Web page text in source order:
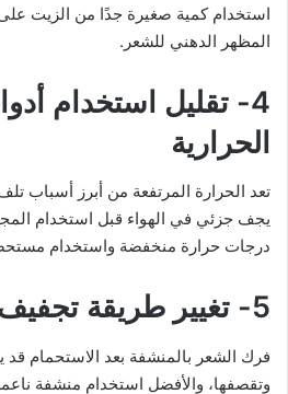
استخدام كمية صغيرة جدًا من الزيت
المظهر الدهني للشعر.
4- تقليل استخدام
الحرارية
تعد الحرارة المرتفعة من أبرز أسباب
يجف جزئي في الهواء قبل استخدام
درجات حرارة منخفضة واستخدام
5- تغيير طريقة تجفيف الشعر
فرك الشعر بالمنشفة بعد الاستحمام
وتقصفها، والأفضل استخدام منشفة